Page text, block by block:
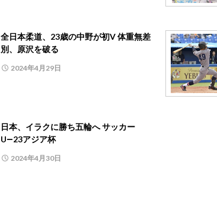
全日本柔道、23歳の中野が初V 体重無差
別、原沢を破る
2024年4月29日
日本、イラクに勝ち五輪へ サッカー
U―23アジア杯
2024年4月30日